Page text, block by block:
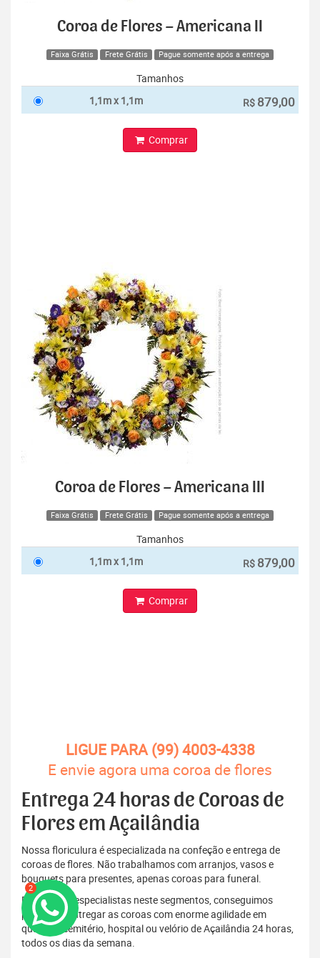
2
Coroa de Flores – Americana II
Faixa Grátis Frete Grátis Pague somente após a entrega
Tamanhos
1,1m x 1,1m
R$ 879,00
Comprar
Coroa de Flores – Americana III
Faixa Grátis Frete Grátis Pague somente após a entrega
Tamanhos
1,1m x 1,1m
R$ 879,00
Comprar
LIGUE PARA (99) 4003-4338
E envie agora uma coroa de flores
Entrega 24 horas de Coroas de
Flores em Açailândia
Nossa floriculura é especializada na confeção e entrega de
coroas de flores. Não trabalhamos com arranjos, vasos e
bouquets para presentes, apenas coroas para funeral.
Por sermos especialistas neste segmentos, conseguimos
produzir e entregar as coroas com enorme agilidade em
qualquer cemitério, hospital ou velório de Açailândia 24 horas,
todos os dias da semana.